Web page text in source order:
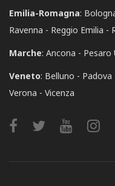
Emilia-Romagna:
Ravenna
Reggio Emilia
Marche: Ancona
Pesaro
Veneto: Belluno Padova
Verona
Vicenza